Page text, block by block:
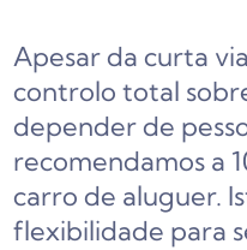
Apesar da curta
controlo total
depender de
recomendamos a
carro de aluguer.
flexibilidade para